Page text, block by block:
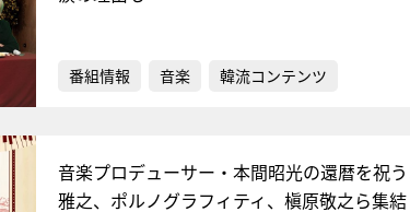
番組情報 音楽 韓流コンテンツ
音楽プロデューサー・本間昭光の還暦を祝
雅之、ポルノグラフィティ、槇原敬之ら集結